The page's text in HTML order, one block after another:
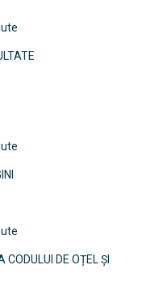
CODULUI DE OȚEL ȘI